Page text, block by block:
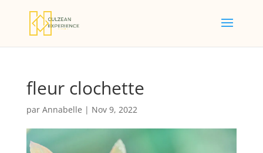
fleur clochette
par Annabelle | Nov 9, 2022